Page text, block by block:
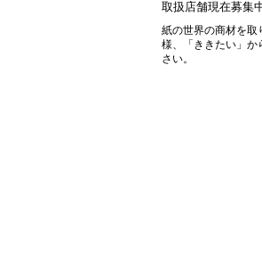
取扱店舗現在募集
紙の世界の商材を取
様、「ききたい」か
さい。